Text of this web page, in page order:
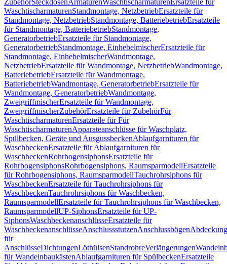
ZubehörSteckdosenArmaturenWaschtischarmaturen Ersatzteile für
WaschtischarmaturenStandmontage, NetzbetriebErsatzteile für
Standmontage, NetzbetriebStandmontage, BatteriebetriebErsatzteile
für Standmontage, BatteriebetriebStandmontage,
GeneratorbetriebErsatzteile für Standmontage,
GeneratorbetriebStandmontage, EinhebelmischerErsatzteile für
Standmontage, EinhebelmischerWandmontage,
NetzbetriebErsatzteile für Wandmontage, NetzbetriebWandmontage,
BatteriebetriebErsatzteile für Wandmontage,
BatteriebetriebWandmontage, GeneratorbetriebErsatzteile für
Wandmontage, GeneratorbetriebWandmontage,
ZweigriffmischerErsatzteile für Wandmontage,
ZweigriffmischerZubehörErsatzteile für ZubehörFür
WaschtischarmaturenErsatzteile für Für
WaschtischarmaturenApparateanschlüsse für Waschplatz,
Spülbecken, Geräte und AusgussbeckenAblaufgarnituren für
WaschbeckenErsatzteile für Ablaufgarnituren für
WaschbeckenRohrbogensiphonsErsatzteile für
RohrbogensiphonsRohrbogensiphons, RaumsparmodellErsatzteile
für Rohrbogensiphons, RaumsparmodellTauchrohrsiphons für
WaschbeckenErsatzteile für Tauchrohrsiphons für
WaschbeckenTauchrohrsiphons für Waschbecken,
RaumsparmodellErsatzteile für Tauchrohrsiphons für Waschbecken,
RaumsparmodellUP-SiphonsErsatzteile für UP-
SiphonsWaschbeckenanschlüsseErsatzteile für
WaschbeckenanschlüsseAnschlussstutzenAnschlussbögen
für
AnschlüsseDichtungenLöthülsenStandrohreVerlängerungen
für WandeinbaukästenAblaufgarnituren für SpülbeckenErsatzteile